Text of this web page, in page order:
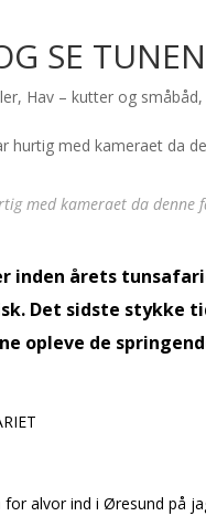
SE
, Hav – kutter og småbåd,
med kameraet da
inden årets
Det sidste stykke
opleve de
for alvor ind i Øresund på